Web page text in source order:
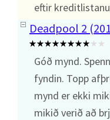
eftir
Deadpool 2
Góð mynd.
fyndin. Topp
mynd er ekki
mikið verið að